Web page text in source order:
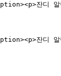
잔디
잔디